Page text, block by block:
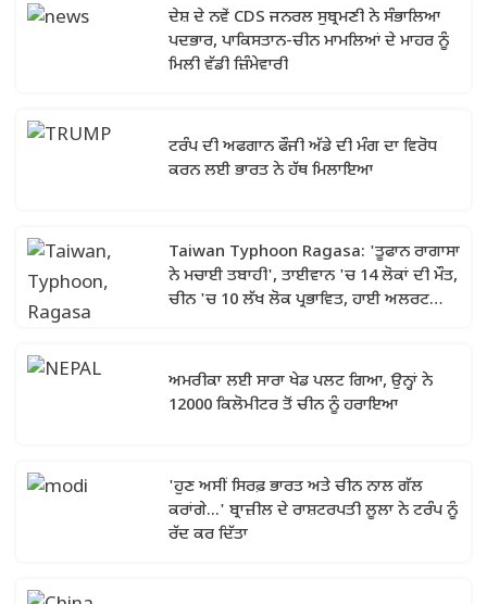
ਦੇਸ਼ ਦੇ ਨਵੇਂ CDS ਜਨਰਲ ਸੁਬ੍ਰਮਣੀ ਨੇ ਸੰਭਾਲਿਆ
ਪਦਭਾਰ, ਪਾਕਿਸਤਾਨ-ਚੀਨ ਮਾਮਲਿਆਂ ਦੇ ਮਾਹਰ ਨੂੰ
ਮਿਲੀ ਵੱਡੀ ਜ਼ਿੰਮੇਵਾਰੀ
ਟਰੰਪ ਦੀ ਅਫਗਾਨ ਫੌਜੀ ਅੱਡੇ ਦੀ ਮੰਗ ਦਾ ਵਿਰੋਧ
ਕਰਨ ਲਈ ਭਾਰਤ ਨੇ ਹੱਥ ਮਿਲਾਇਆ
Taiwan Typhoon Ragasa: 'ਤੂਫਾਨ ਰਾਗਾਸਾ
ਨੇ ਮਚਾਈ ਤਬਾਹੀ', ਤਾਈਵਾਨ 'ਚ 14 ਲੋਕਾਂ ਦੀ ਮੌਤ,
ਚੀਨ 'ਚ 10 ਲੱਖ ਲੋਕ ਪ੍ਰਭਾਵਿਤ, ਹਾਈ ਅਲਰਟ
ਅਮਰੀਕਾ ਲਈ ਸਾਰਾ ਖੇਡ ਪਲਟ ਗਿਆ, ਉਨ੍ਹਾਂ ਨੇ
12000 ਕਿਲੋਮੀਟਰ ਤੋਂ ਚੀਨ ਨੂੰ ਹਰਾਇਆ
'ਹੁਣ ਅਸੀਂ ਸਿਰਫ਼ ਭਾਰਤ ਅਤੇ ਚੀਨ ਨਾਲ ਗੱਲ
ਕਰਾਂਗੇ...' ਬ੍ਰਾਜ਼ੀਲ ਦੇ ਰਾਸ਼ਟਰਪਤੀ ਲੂਲਾ ਨੇ ਟਰੰਪ ਨੂੰ
ਰੱਦ ਕਰ ਦਿੱਤਾ